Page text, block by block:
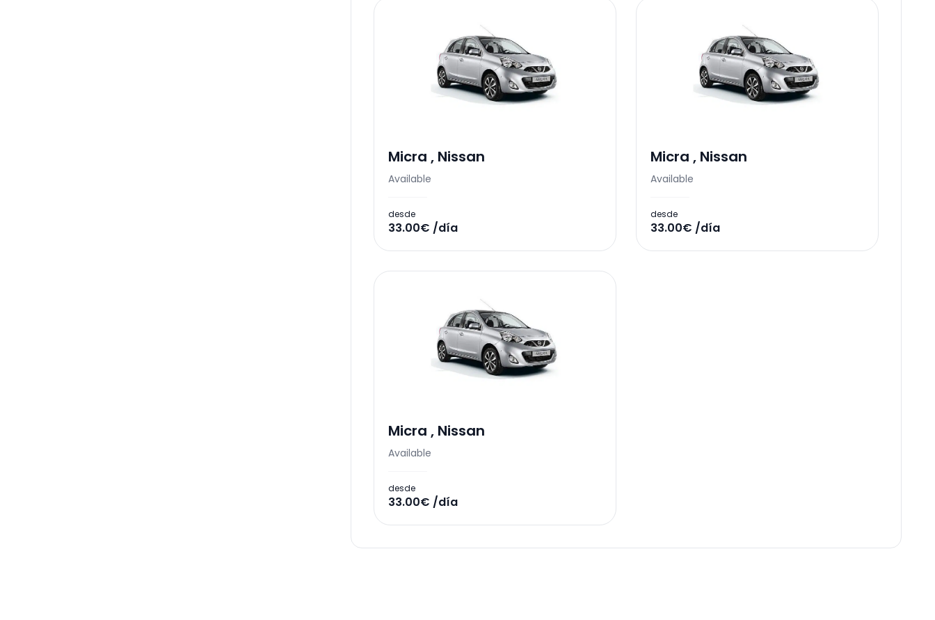
Micra , Nissan
Available
desde
33.00€ /día
Micra , Nissan
Available
desde
33.00€ /día
Micra , Nissan
Available
desde
33.00€ /día